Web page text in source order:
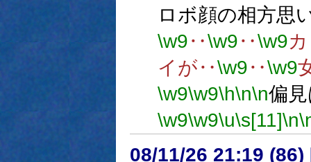
ロボ顔の相方思
\w9‥\w9‥\w9
イが‥\w9‥\w9
\w9\w9\h\n\n偏
\w9\w9\u\s[11]\n
08/11/26 21:19 (86)